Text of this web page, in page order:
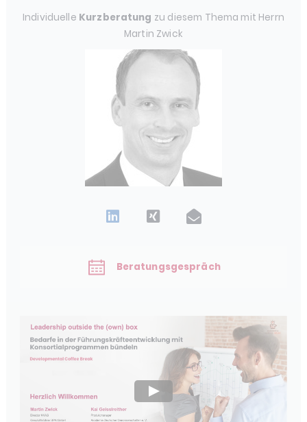
Individuelle Kurzberatung zu diesem Thema mit Herrn
Martin Zwick
Beratungsgespräch